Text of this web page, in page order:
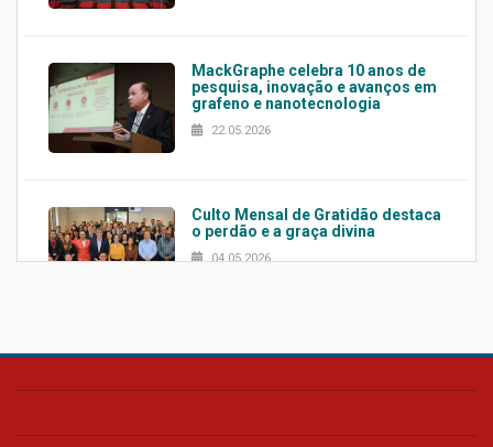
MackGraphe celebra 10 anos de
pesquisa, inovação e avanços em
grafeno e nanotecnologia
22.05.2026
Culto Mensal de Gratidão destaca
o perdão e a graça divina
04.05.2026
Confira como foi o culto mensal